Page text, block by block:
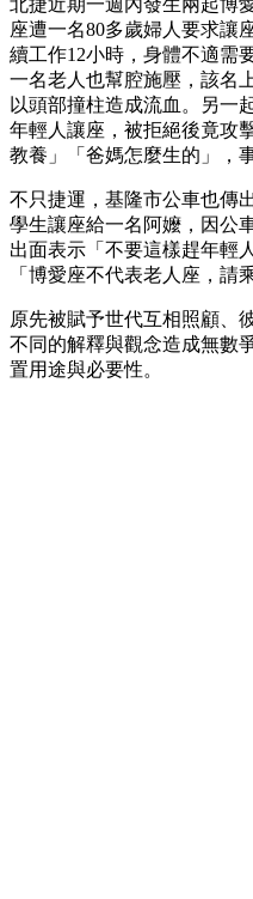
北捷近期一週內發生兩起博
座遭一名80多歲婦人要求讓
續工作12小時，身體不適需
一名老人也幫腔施壓，該名
以頭部撞柱造成流血。另一
年輕人讓座，被拒絕後竟攻
教養」「爸媽怎麼生的」，
不只捷運，基隆市公車也傳
學生讓座給一名阿嬤，因公
出面表示「不要這樣趕年輕
「博愛座不代表老人座，請
原先被賦予世代互相照顧、
不同的解釋與觀念造成無數
置用途與必要性。